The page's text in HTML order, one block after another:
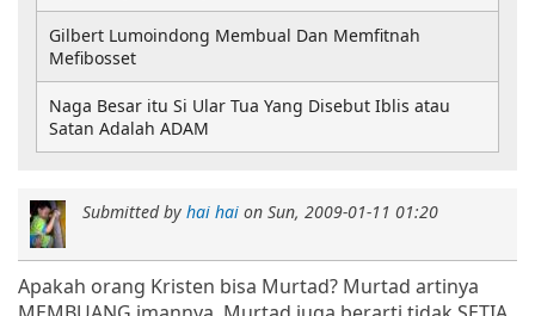
Submitted by hai hai on Sun, 2009-01-11 01:20
Apakah orang Kristen bisa Murtad? Murtad artinya
Gilbert Lumoindong Membual Dan Memfitnah
Mefibosset
Naga Besar itu Si Ular Tua Yang Disebut Iblis atau
Satan Adalah ADAM